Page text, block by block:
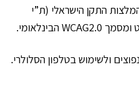
התקן הישראלי (ת”י
ולשימוש בטלפון הסלולרי.